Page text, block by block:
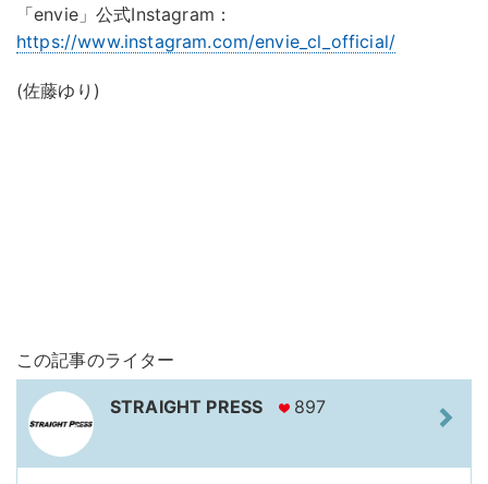
「envie」公式Instagram：
https://www.instagram.com/envie_cl_official/
(佐藤ゆり)
この記事のライター
STRAIGHT PRESS 897